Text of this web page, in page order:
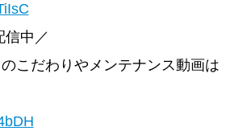
信中／
こだわりやメンテナンス動画は